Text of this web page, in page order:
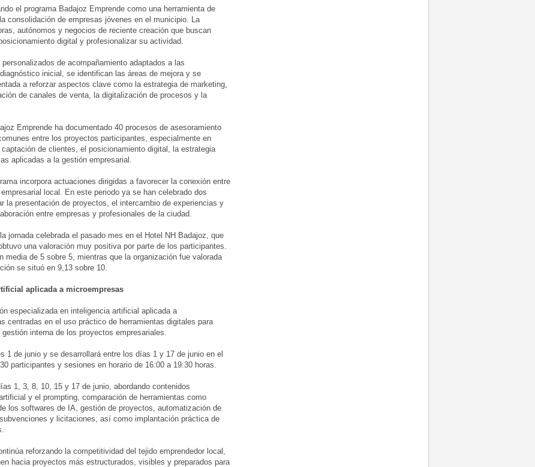
el programa Badajoz Emprende como una herramienta de
consolidación de empresas jóvenes en el municipio. La
autónomos y negocios de reciente creación que buscan
digital y profesionalizar su actividad.
de acompañamiento adaptados a las
inicial, se identifican las áreas de mejora y se
a reforzar aspectos clave como la estrategia de marketing,
de canales de venta, la digitalización de procesos y la
Emprende ha documentado 40 procesos de asesoramiento
entre los proyectos participantes, especialmente en
de clientes, el posicionamiento digital, la estrategia
aplicadas a la gestión empresarial.
incorpora actuaciones dirigidas a favorecer la conexión entre
local. En este periodo ya se han celebrado dos
la presentación de proyectos, el intercambio de experiencias y
entre empresas y profesionales de la ciudad.
jornada celebrada el pasado mes en el Hotel NH Badajoz, que
una valoración muy positiva por parte de los participantes.
media de 5 sobre 5, mientras que la organización fue valorada
se situó en 9,13 sobre 10.
aplicada a microempresas
especializada en inteligencia artificial aplicada a
centradas en el uso práctico de herramientas digitales para
interna de los proyectos empresariales.
1 de junio y se desarrollará entre los días 1 y 17 de junio en el
participantes y sesiones en horario de 16:00 a 19:30 horas.
1, 3, 8, 10, 15 y 17 de junio, abordando contenidos
y el prompting, comparación de herramientas como
los softwares de IA, gestión de proyectos, automatización de
y licitaciones, así como implantación práctica de
reforzando la competitividad del tejido emprendedor local,
hacia proyectos más estructurados, visibles y preparados para